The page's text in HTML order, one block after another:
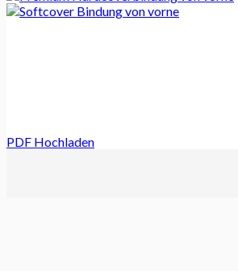
PDF Hochladen